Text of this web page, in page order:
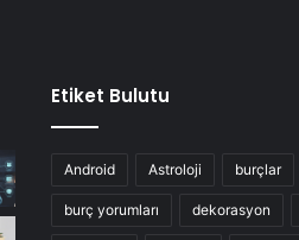
Etiket Bulutu
Android Astroloji burçlar
burç yorumları dekorasyon